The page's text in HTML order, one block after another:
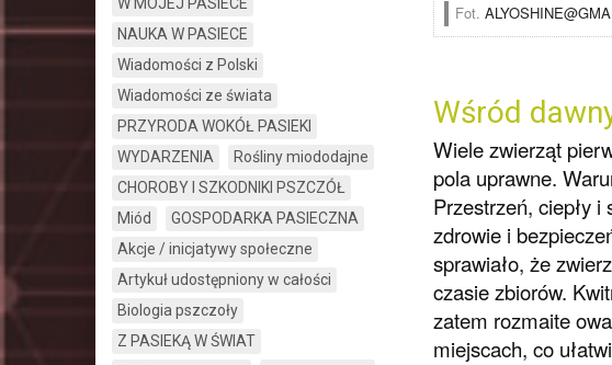
Fot.
Wśród
Wiele zwierząt
pola uprawne.
Przestrzeń, ciepły
zdrowie i
sprawiało, że
czasie zbiorów.
zatem rozmaite
miejscach, co
W MOJEJ PASIECE
NAUKA W PASIECE
Wiadomości z Polski
Wiadomości ze świata
PRZYRODA WOKÓŁ PASIEKI
WYDARZENIA
Rośliny miododajne
CHOROBY I SZKODNIKI PSZCZÓŁ
Miód
GOSPODARKA PASIECZNA
Akcje / inicjatywy społeczne
Artykuł udostępniony w całości
Biologia pszczoły
Z PASIEKĄ W ŚWIAT